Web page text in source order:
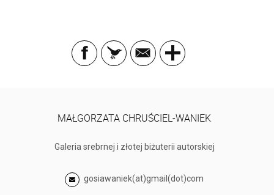
MAŁGORZATA CHRUŚCIEL-WANIEK
Galeria srebrnej i złotej biżuterii autorskiej
gosiawaniek(at)gmail(dot)com